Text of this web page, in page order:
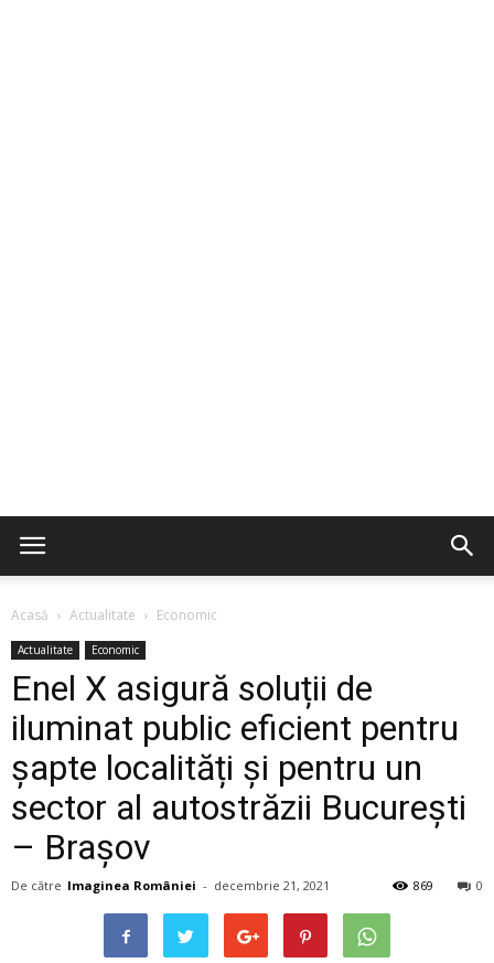
Acasă Actualitate Economic
Actualitate Economic
Enel X asigură soluții de
iluminat public eficient pentru
șapte localități și pentru un
sector al autostrăzii București
– Brașov
De către Imaginea României - decembrie 21, 2021 0
869